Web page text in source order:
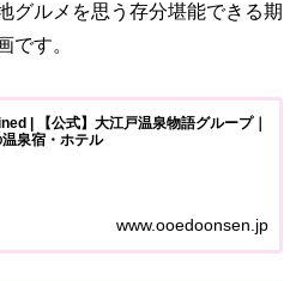
グルメを思う存分堪能できる期
です。
| 【公式】大江戸温泉物語グループ｜
泉宿・ホテル
www.ooedoonsen.jp